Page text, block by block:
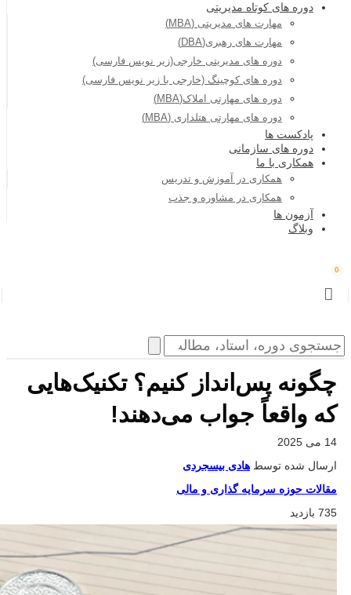
دوره های کوتاه مدیریتی
مهارت های مدیریتی (MBA)
مهارت های رهبری(DBA)
دوره های مدیریتی خارجی(زیر نویس فارسی)
دوره های کوچینگ (خارجی با زیر نویس فارسی)
دوره های مهارتی املاک(MBA)
دوره های مهارتی هتلداری (MBA)
پادکست ها
دوره های سازمانی
همکاری با ما
همکاری در آموزش و تدریس
همکاری در مشاوره و جذب
آزمون ها
وبلاگ
0
چگونه پس‌انداز کنیم؟ تکنیک‌هایی
که واقعاً جواب می‌دهند!
14 می 2025
ارسال شده توسط هادی بیسجردی
مقالات حوزه سرمایه گذاری و مالی
735 بازدید